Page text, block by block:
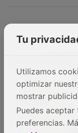
Tu
Utilizamos
optimizar
mostrar
Puedes
preferencias.